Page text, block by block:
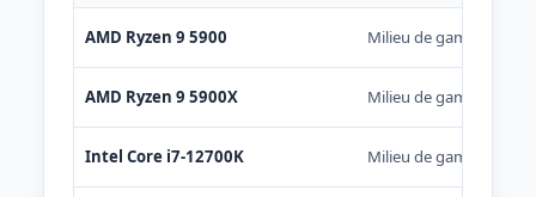
AMD Ryzen 9 5900 Milieu de gamme
AMD Ryzen 9 5900X Milieu de gamme
Intel Core i7-12700K Milieu de gamme